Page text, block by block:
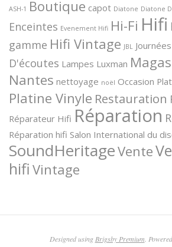
ASH-1 Boutique capot Diatone Diatone
Enceintes Evenement Hifi Hi-Fi Hifi
gamme Hifi Vintage JBL Journées
D'écoutes Lampes Luxman
Nantes nettoyage noël Occasion
Platine Vinyle Restauration
Réparateur Hifi Réparation
Réparation hifi Salon International du
SoundHeritageVente
hifi Vintage
Designed using Brigsby Premium .